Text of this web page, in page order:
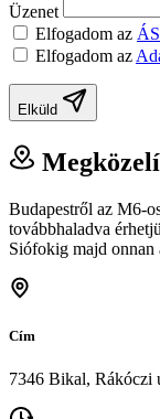
Üzenet
Elfogadom az
Elfogadom az
Elküld
Budapestről az M6-
továbbhaladva
Siófokig majd onnan
Cím
7346 Bikal, Rákóczi